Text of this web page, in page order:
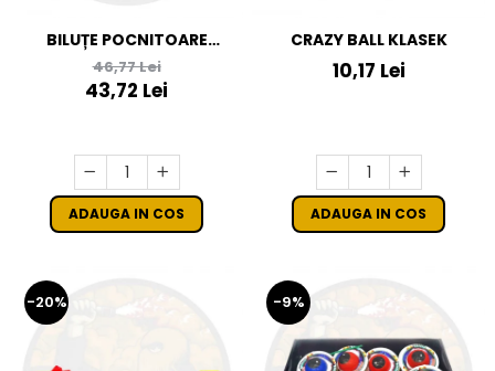
BILUȚE POCNITOARE
THUNDER X
46,77 Lei
43,72 Lei
ADAUGA IN COS
CRAZY BALL KLASEK
10,17 Lei
ADAUGA IN COS
-20% -9%